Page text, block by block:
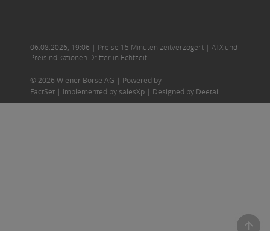
06.08.2026, 19:06 | Preise 15 Minuten zeitverzögert | ATX und
Preisindikationen Dritter in Echtzeit
© 2026 Wiener Börse AG | Powered by
FactSet | Implemented by salesXp | Designed by Deetail